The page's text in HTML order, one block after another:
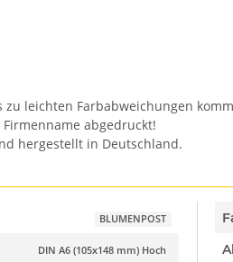
leichten Farbabweichungen
abgedruckt!
hergestellt in Deutschland.
BLUMENPOST
DIN A6 (105x148 mm) Hoch